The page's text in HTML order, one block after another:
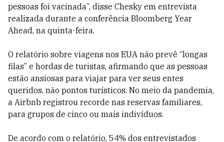
pessoas foi vacinada”, disse Chesky em entrevista
realizada durante a conferência Bloomberg Year
Ahead, na quinta-feira.
O relatório sobre viagens nos EUA não prevê “longas
filas” e hordas de turistas, afirmando que as pessoas
estão ansiosas para viajar para ver seus entes
queridos, não pontos turísticos. No meio da pandemia,
a Airbnb registrou recorde nas reservas familiares,
para grupos de cinco ou mais indivíduos.
De acordo com o relatório, 54% dos entrevistados